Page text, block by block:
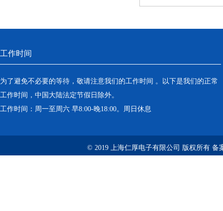
工作时间
为了避免不必要的等待，敬请注意我们的工作时间 。以下是我们的正常
工作时间，中国大陆法定节假日除外。
工作时间：周一至周六 早8:00-晚18:00。周日休息
© 2019 上海仁厚电子有限公司 版权所有 备